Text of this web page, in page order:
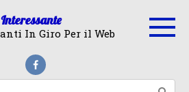
In Giro Per il Web